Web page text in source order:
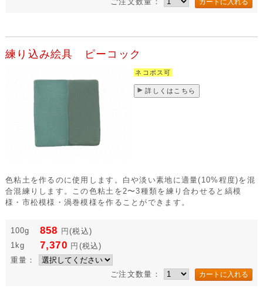
練り込み絵具 ピーコック
ネコポス可
詳しくはこちら
色粘土を作るのに使用します。白や淡い素地に適量(10%程度)を混
合混練りします。この色粘土を2〜3種類を練り合わせると縞模
様・市松模様・渦巻模様を作ることができます。
100g 858 円 (税込)
1kg
7,370 円 (税込)
重量：
ご注文数量：